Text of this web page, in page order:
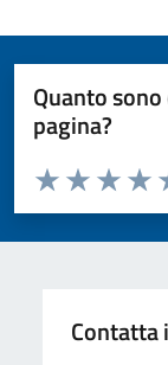
Quanto
pagina?
Valuta da 1 a 5
Valuta 3
Valuta 2
Valuta 1 stelle
Contatta